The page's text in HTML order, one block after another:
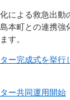
による救急出動
本町との連携強
す。
ー完成式を挙行
ー共同運用開始